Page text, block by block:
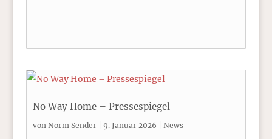
No Way Home – Pressespiegel
von Norm Sender| 9. Januar 2026 News